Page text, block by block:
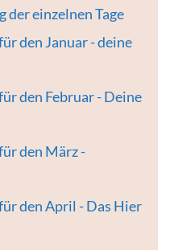
der einzelnen Tage
den Januar - deine
den Februar - Deine
den März -
den April - Das Hier